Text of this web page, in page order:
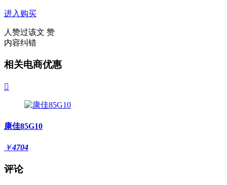
进入购买
人赞过该文 赞
内容纠错
相关电商优惠

康佳85G10
￥4704
评论